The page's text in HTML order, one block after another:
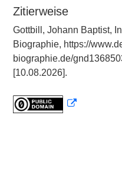
Zitierweise
Gottbill, Johann Baptist,
Biographie, https://
biographie.de/
[10.08.2026].